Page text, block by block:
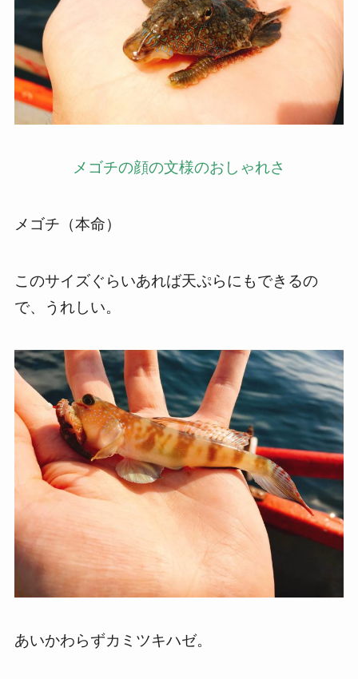
メゴチの顔の文様のおしゃれさ
メゴチ（本命）
このサイズぐらいあれば天ぷらにもできるの
で、うれしい。
あいかわらずカミツキハゼ。